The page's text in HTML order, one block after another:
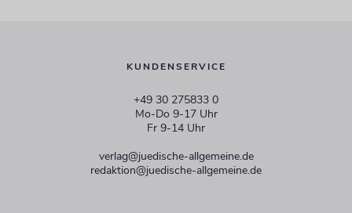
KUNDENSERVICE
+49 30 275833 0
Mo-Do 9-17 Uhr
Fr 9-14 Uhr
verlag@juedische-allgemeine.de
redaktion@juedische-allgemeine.de